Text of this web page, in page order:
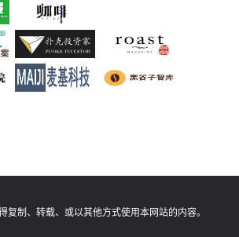
复制、转载、或以其他方式使用本网站的内容。